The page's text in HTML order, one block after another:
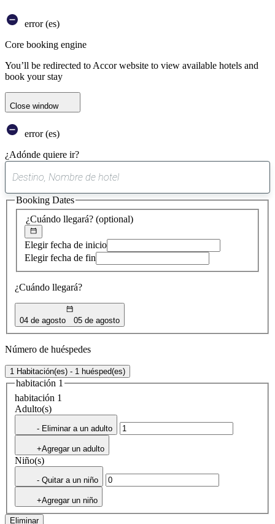
error (es)
Core booking engine
You’ll be redirected to Accor website to view available hotels and
book your stay
Close window
error (es)
¿Adónde quiere ir?
sugerencia
encontrada
¿Cuándo llegará? (optional)
Elegir fecha de inicio
Elegir fecha de fin
¿Cuándo llegará?
04 de agosto 05 de agosto
Booking Dates
Número de huéspedes
1 Habitación(es) - 1 huésped(es)
habitación 1
habitación 1
Adulto(s)
- Eliminar a un adulto
+Agregar un adulto
Niño(s)
- Quitar a un niño
+Agregar un niño
Eliminar